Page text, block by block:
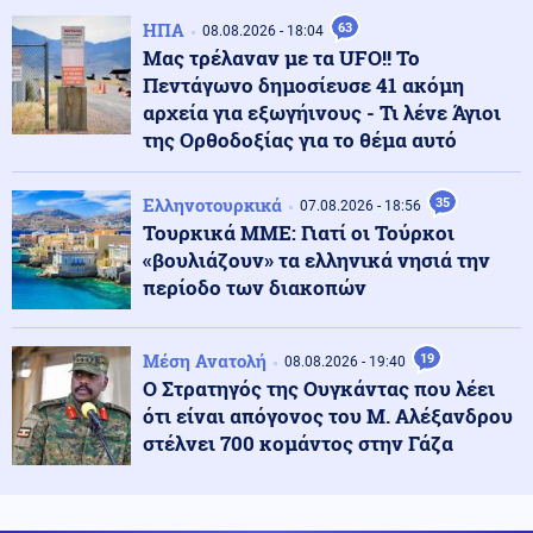
Κοινωνία
Συγκλονιστικό τροχαίο: Αυτοκίνητο συγκρούστηκε με
μηχανή αστυνομικών της ΔΙΑΣ στο Λαγονήσι
Ένοπλες Συρράξεις 08.08.2026 - 23:06
Καταγγελία για νυχτερινή είσοδο ισραηλινών
στρατευμάτων σε χωριό του Λιβάνου - Τι απαντά το
Ισραήλ
Ελληνοτουρκικά 08.08.2026 - 23:00
Ανάλυση: Η Ελληνική αντίδραση μετά την τριμερή
συμφωνία Τουρκίας-Πακιστάν-Σ. Αραβίας στη Μέκκα
Κόσμος 08.08.2026 - 22:53
Η Τουρκία ζητά "μορατόριουμ" Ρωσίας - Ουκρανίας
στις επιθέσεις κατά εμπορικών πλοίων στη Μαύρη
Θάλασσα
ΗΠΑ 08.08.2026 - 18:04 63
Μας τρέλαναν με τα UFO!! Το
Πεντάγωνο δημοσίευσε 41 ακόμη
αρχεία για εξωγήινους - Τι λένε Άγιοι
της Ορθοδοξίας για το θέμα αυτό
Ελληνοτουρκικά 07.08.2026 - 18:56 35
Τουρκικά ΜΜΕ: Γιατί οι Τούρκοι
«βουλιάζουν» τα ελληνικά νησιά την
περίοδο των διακοπών
Μέση Ανατολή 08.08.2026 - 19:40 19
Ο Στρατηγός της Ουγκάντας που λέει
ότι είναι απόγονος του Μ. Αλέξανδρου
στέλνει 700 κομάντος στην Γάζα